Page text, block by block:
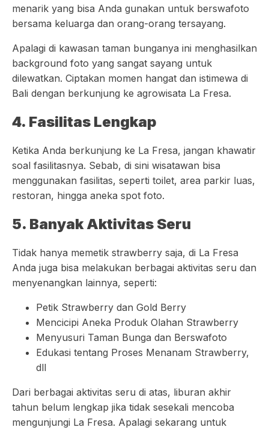
menarik yang bisa Anda gunakan untuk berswafoto
bersama keluarga dan orang-orang tersayang.
Apalagi di kawasan taman bunganya ini menghasilkan
background foto yang sangat sayang untuk
dilewatkan. Ciptakan momen hangat dan istimewa di
Bali dengan berkunjung ke agrowisata La Fresa.
4. Fasilitas Lengkap
Ketika Anda berkunjung ke La Fresa, jangan khawatir
soal fasilitasnya. Sebab, di sini wisatawan bisa
menggunakan fasilitas, seperti toilet, area parkir luas,
restoran, hingga aneka spot foto.
5. Banyak Aktivitas Seru
Tidak hanya memetik strawberry saja, di La Fresa
Anda juga bisa melakukan berbagai aktivitas seru dan
menyenangkan lainnya, seperti:
Petik Strawberry dan Gold Berry
Mencicipi Aneka Produk Olahan Strawberry
Menyusuri Taman Bunga dan Berswafoto
Edukasi tentang Proses Menanam Strawberry,
dll
Dari berbagai aktivitas seru di atas, liburan akhir
tahun belum lengkap jika tidak sesekali mencoba
mengunjungi La Fresa. Apalagi sekarang untuk